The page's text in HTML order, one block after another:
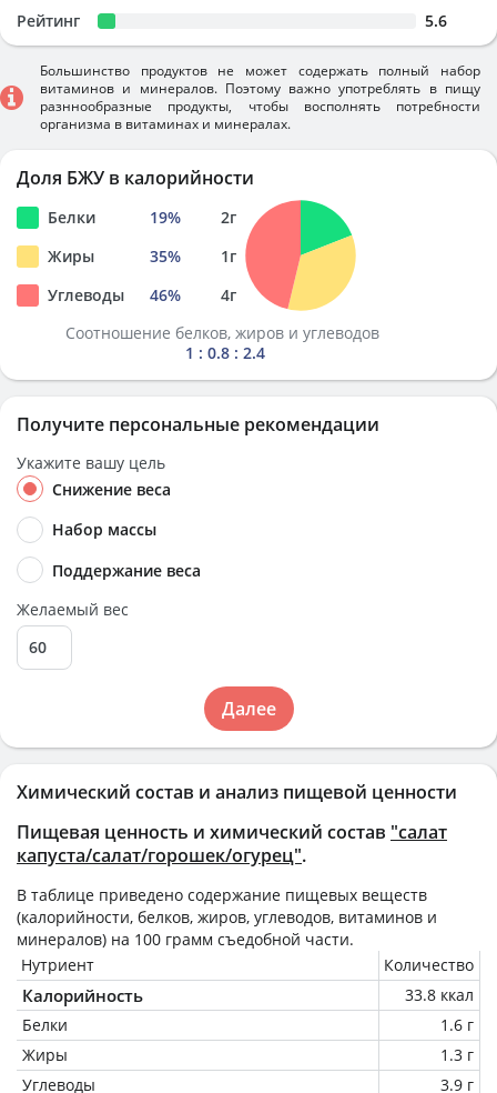
Химический состав и анализ пищевой ценности
Пищевая ценность и химический состав "салат
капуста/салат/горошек/огурец".
В таблице приведено содержание пищевых веществ
(калорийности, белков, жиров, углеводов, витаминов и
минералов) на 100 грамм съедобной части.
Нутриент
Количество
Калорийность
33.8 ккал
Белки
1.6 г
Жиры
1.3 г
Углеводы
3.9 г
Рейтинг 5.6
Большинство продуктов не может содержать полный набор
витаминов и минералов. Поэтому важно употреблять в пищу
разннообразные продукты, чтобы восполнять потребности
организма в витаминах и минералах.
Доля БЖУ в калорийности
Белки 19% 2г
Жиры
35% 1г
Углеводы
46% 4г
Соотношение белков, жиров и углеводов
1 : 0.8 : 2.4
Получите персональные рекомендации
Укажите вашу цель
Снижение веса
Набор массы
Поддержание веса
Желаемый вес
Далее